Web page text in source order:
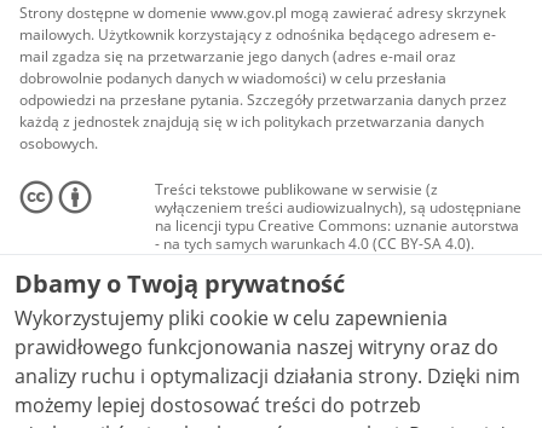
Strony dostępne w domenie www.gov.pl mogą zawierać adresy skrzynek
mailowych. Użytkownik korzystający z odnośnika będącego adresem e-
mail zgadza się na przetwarzanie jego danych (adres e-mail oraz
dobrowolnie podanych danych w wiadomości) w celu przesłania
odpowiedzi na przesłane pytania. Szczegóły przetwarzania danych przez
każdą z jednostek znajdują się w ich politykach przetwarzania danych
osobowych.
Treści tekstowe publikowane w serwisie (z
wyłączeniem treści audiowizualnych), są udostępniane
na licencji typu Creative Commons: uznanie autorstwa
- na tych samych warunkach 4.0 (CC BY-SA 4.0).
Materiały audiowizualne, w tym zdjęcia, materiały
audio i wideo, są udostępniane na licencji typu
Creative Commons: uznanie autorstwa użycie
niekomercyjne - bez utworów zależnych 4.0 (CC BY-
NC-ND 4.0), o ile nie jest to stwierdzone inaczej.
Dbamy o Twoją prywatność
Wykorzystujemy pliki cookie w celu zapewnienia
prawidłowego funkcjonowania naszej witryny oraz do
analizy ruchu i optymalizacji działania strony. Dzięki nim
możemy lepiej dostosować treści do potrzeb